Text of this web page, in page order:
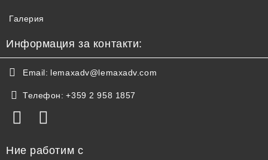
Галерия
Информация за контакти:
Email: lemaxadv@lemaxadv.com
Телефон: +359 2 958 1857
Ние работим с